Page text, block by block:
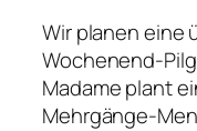
Wir planen eine
Wochenend-
Madame plant
Mehrgänge-